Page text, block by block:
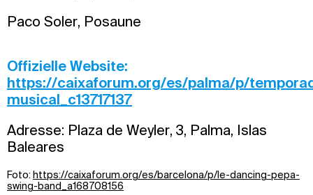
Paco Soler, Posaune
Offizielle Website:
https://caixaforum.org/es/palma/p/
musical_c13717137
Adresse: Plaza de Weyler, 3, Palma, Islas
Baleares
Foto: https://caixaforum.org/es/barcelona/p/le-dancing-pepa-
swing-band_a168708156